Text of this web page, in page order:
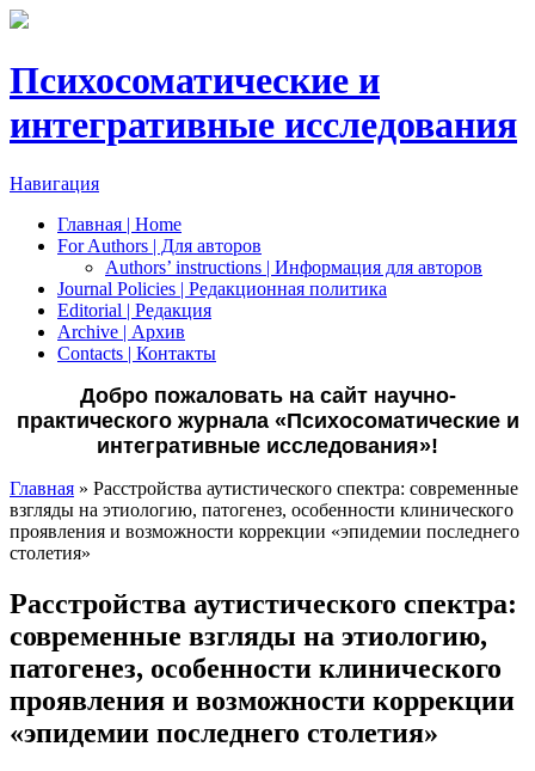
Психосоматические и
интегративные исследования
Навигация
Главная | Home
For Authors | Для авторов
Authors’ instructions | Информация для авторов
Journal Policies | Редакционная политика
Editorial | Редакция
Archive | Архив
Сontacts | Контакты
Добро пожаловать на сайт научно-
практического журнала «Психосоматические и
интегративные исследования»!
Вы здесь
Главная » Расстройства аутистического спектра: современные
взгляды на этиологию, патогенез, особенности клинического
проявления и возможности коррекции «эпидемии последнего
столетия»
Расстройства аутистического спектра:
современные взгляды на этиологию,
патогенез, особенности клинического
проявления и возможности коррекции
«эпидемии последнего столетия»